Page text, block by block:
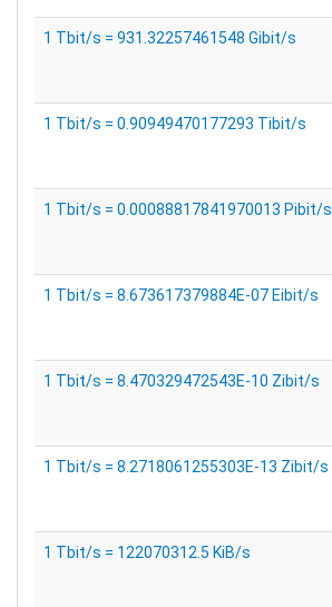
1 Tbit/s = 931.32257461548 Gibit/s
1 Tbit/s = 0.90949470177293 Tibit/s
1 Tbit/s = 0.00088817841970013 Pibit/s
1 Tbit/s = 8.673617379884E-07 Eibit/s
1 Tbit/s = 8.470329472543E-10 Zibit/s
1 Tbit/s = 8.2718061255303E-13 Zibit/s
1 Tbit/s = 122070312.5 KiB/s